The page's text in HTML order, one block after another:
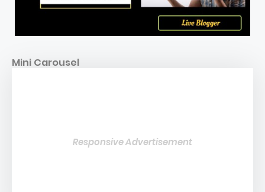
Mini Carousel
Responsive Advertisement